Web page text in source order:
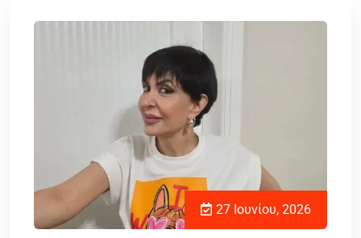
27 Ιουνίου, 2026